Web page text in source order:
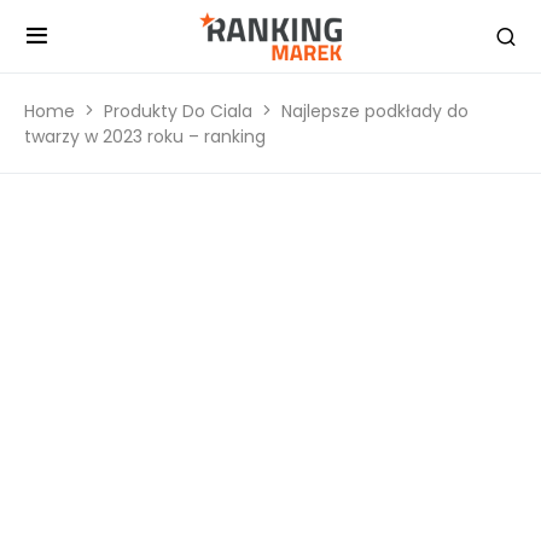
Home Produkty Do Ciala
Najlepsze podkłady do
twarzy w 2023 roku – ranking